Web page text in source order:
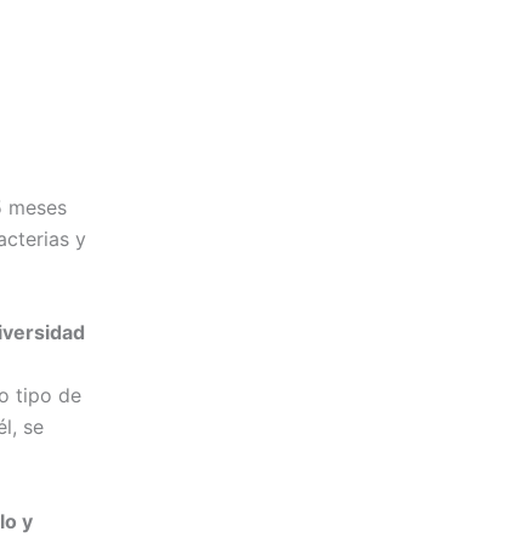
meses
y
tipo de
se
y